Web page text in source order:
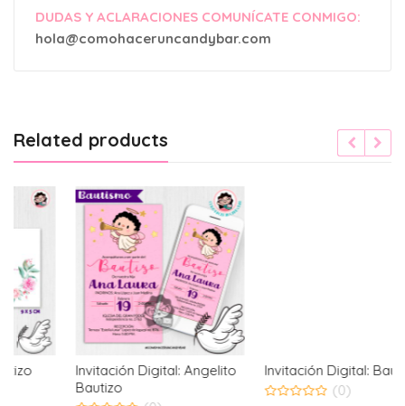
DUDAS Y ACLARACIONES COMUNÍCATE CONMIGO:
hola@comohaceruncandybar.com
Related products
Invitación Digital: Angelito
Invitación Digital: Bautizo
(0)